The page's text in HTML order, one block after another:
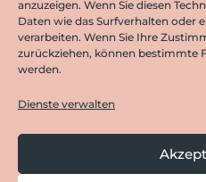
anzuzeigen. Wenn Sie diesen
Daten wie das Surfverhalten oder
verarbeiten. Wenn Sie Ihre
zurückziehen, können bestimmte
werden.
Dienste verwalten